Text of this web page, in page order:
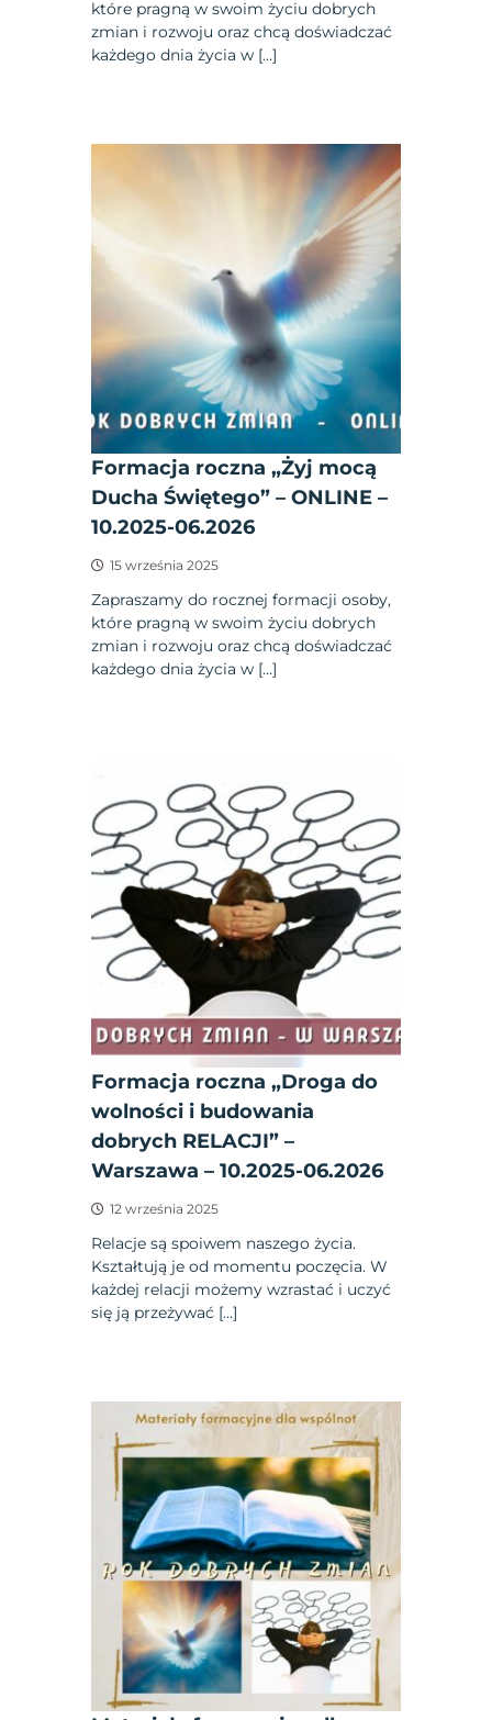
które pragną w swoim życiu dobrych
zmian i rozwoju oraz chcą doświadczać
każdego dnia życia w […]
Formacja roczna „Żyj mocą
Ducha Świętego” – ONLINE –
10.2025-06.2026
15 września 2025
Zapraszamy do rocznej formacji osoby,
które pragną w swoim życiu dobrych
zmian i rozwoju oraz chcą doświadczać
każdego dnia życia w […]
Formacja roczna „Droga do
wolności i budowania
dobrych RELACJI” –
Warszawa – 10.2025-06.2026
12 września 2025
Relacje są spoiwem naszego życia.
Kształtują je od momentu poczęcia. W
każdej relacji możemy wzrastać i uczyć
się ją przeżywać […]